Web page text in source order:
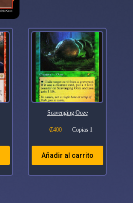
Scavenging Ooze
₡400 Copias 1
Añadir al carrito